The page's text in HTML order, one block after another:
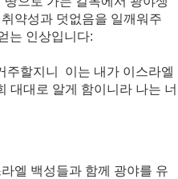
약성과 덧없음을 일깨워주
는 인상입니다:
주할지니
이는 내가 이스라엘
대대로 알게 함이니라 나는 너
엘 백성들과 함께 광야를 유